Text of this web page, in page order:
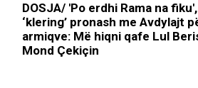
DOSJA/ 'Po erdhi Rama na
‘klering’ pronash me Avdylajt
armiqve: Më hiqni qafe Lul
Mond Çekiçin